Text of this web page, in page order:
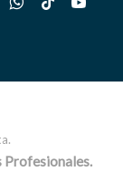
Whatsapp
Tik- Youtube
Profesionales.